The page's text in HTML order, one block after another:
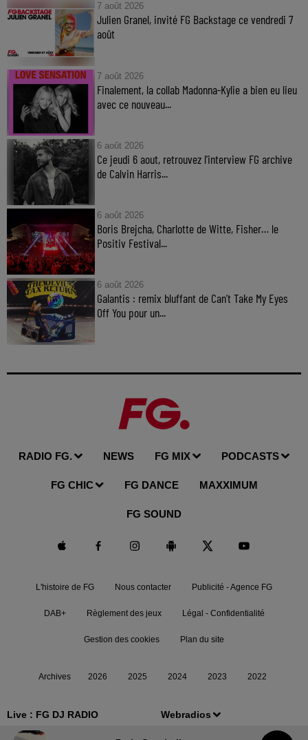
Live : FG DJ RADIO Webradios
7 août 2026
Julien Granel, invité FG Backstage ce vendredi 7
août
7 août 2026
Finalement, la collab Madonna-Kylie a bien eu lieu
avec ce nouveau...
6 août 2026
Ce jeudi 6 aout, retrouvez l'interview FG archive
de Calvin Harris...
6 août 2026
Boris Brejcha, Charlotte de Witte, Fisher… le
Positiv Festival...
6 août 2026
Galantis : remix bluffant de Can’t Take My Eyes
Off You pour un...
RADIO FG. NEWS FG MIX PODCASTS
FG CHIC FG DANCE MAXXIMUM
FG SOUND
L'histoire de FG Nous contacter Publicité - Agence FG
DAB+ Règlement des jeux Légal - Confidentialité
Gestion des cookies Plan du site
Archives 2026 2025 2024 2023 2022